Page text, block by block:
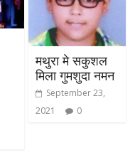
मथुरा मे सकुशल
मिला गुमशुदा नमन
September 23,
2021
0